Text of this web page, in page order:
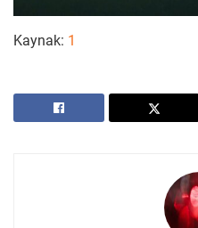
Kaynak: 1